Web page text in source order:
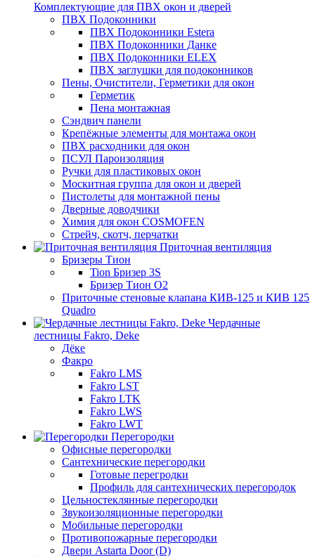
Комплектующие для ПВХ окон и дверей
ПВХ Подоконники
ПВХ Подоконники Estera
ПВХ Подоконники Данке
ПВХ Подоконники ELEX
ПВХ заглушки для подоконников
Пены, Очистители, Герметики для окон
Герметик
Пена монтажная
Сэндвич панели
Крепёжные элементы для монтажа окон
ПВХ расходники для окон
ПСУЛ Пароизоляция
Ручки для пластиковых окон
Москитная группа для окон и дверей
Пистолеты для монтажной пены
Дверные доводчики
Химия для окон COSMOFEN
Стрейч, скотч, перчатки
Приточная вентиляция
Бризеры Тион
Tion Бризер 3S
Бризер Тион О2
Приточные стеновые клапана КИВ-125 и КИВ 125
Quadro
Чердачные
лестницы Fakro, Deke
Дёке
Факро
Fakro LMS
Fakro LST
Fakro LTK
Fakro LWS
Fakro LWT
Перегородки
Офисные перегородки
Сантехнические перегородки
Готовые перегродки
Профиль для сантехнических перегородок
Цельностеклянные перегородки
Звукоизоляционные перегородки
Мобильные перегородки
Противопожарные перегородки
Двери Astarta Door (D)